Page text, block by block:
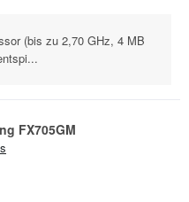
(bis zu 2,70 GHz, 4 MB
FX705GM